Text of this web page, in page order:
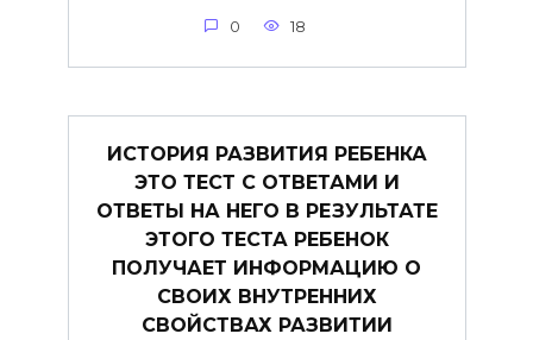
0 18
ИСТОРИЯ РАЗВИТИЯ РЕБЕНКА
ЭТО ТЕСТ С ОТВЕТАМИ И
ОТВЕТЫ НА НЕГО В РЕЗУЛЬТАТЕ
ЭТОГО ТЕСТА РЕБЕНОК
ПОЛУЧАЕТ ИНФОРМАЦИЮ О
СВОИХ ВНУТРЕННИХ
СВОЙСТВАХ РАЗВИТИИ